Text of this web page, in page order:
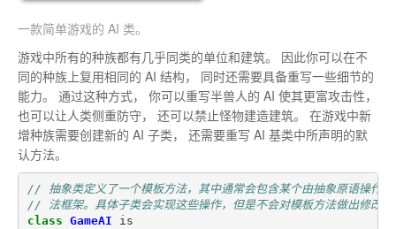
一款简单游戏的 AI 类。
游戏中所有的种族都有几乎同类的单位和建筑。
因此你可以在不
同的种族上复用相同的 AI 结构，
同时还需要具备重写一些细节的
能力。 通过这种方式， 你可以重写半兽人的 AI 使其更富攻击性，
也可以让人类侧重防守， 还可以禁止怪物建造建筑。
在游戏中新
增种族需要创建新的 AI 子类，
还需要重写 AI 基类中所声明的默
认方法。
// 抽象类定义了一个模板方法，其中通常会包含某个由抽象原语操作调
// 法框架。具体子类会实现这些操作，但是不会对模板方法做出修改。
class GameAI
is